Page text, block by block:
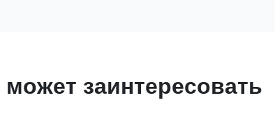
может заинтересовать